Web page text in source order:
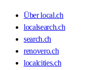
Über local.ch
localsearch.ch
search.ch
renovero.ch
localcities.ch